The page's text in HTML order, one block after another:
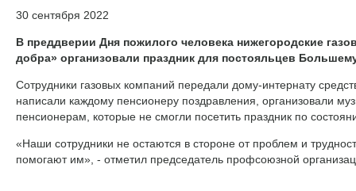
30 сентября 2022
В преддверии Дня пожилого человека нижегородские
добра» организовали праздник для постояльцев
Сотрудники газовых компаний передали дому-интернату
написали каждому пенсионеру поздравления, организовали
пенсионерам, которые не смогли посетить праздник по
«Наши сотрудники не остаются в стороне от проблем и
помогают им», - отметил председатель профсоюзной